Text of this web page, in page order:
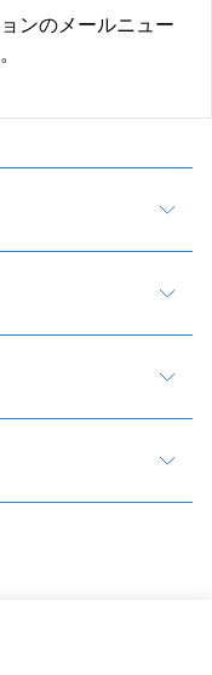
ンのメールニュー